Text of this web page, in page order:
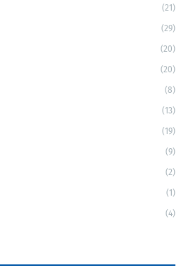
(21)
(29)
(20)
(20)
(8)
(13)
(19)
(9)
(2)
(1)
(4)